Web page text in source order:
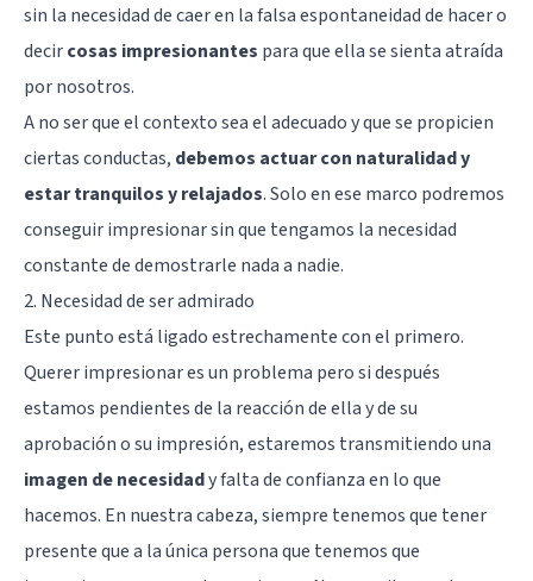
sin la necesidad de caer en la falsa espontaneidad de hacer o
decircosas impresionantes para que ella se sienta atraída
por nosotros.
A no ser que el contexto sea el adecuado y que se propicien
ciertas conductas, debemos actuar con naturalidad y
estar tranquilos y relajados. Solo en ese marco podremos
conseguir impresionar sin que tengamos la necesidad
constante de demostrarle nada a nadie.
2. Necesidad de ser admirado
Este punto está ligado estrechamente con el primero.
Querer impresionar es un problema pero si después
estamos pendientes de la reacción de ella y de su
aprobación o su impresión, estaremos transmitiendo una
imagen de necesidady falta de confianza en lo que
hacemos. En nuestra cabeza, siempre tenemos que tener
presente que a la única persona que tenemos que